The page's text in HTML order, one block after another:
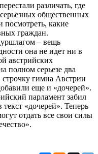
различать, где
общественных
посмотреть, какие
граждан.
– вещь
она не идет ни в
австрийских
полном серьезе два
строчку гимна Австрии
еще и «дочерей».
парламент забил
«дочерей». Теперь
отдать все свои силы